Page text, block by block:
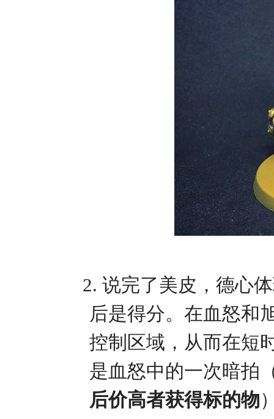
2. 说完了美皮，德心
后是得分。在血怒和
控制区域，从而在短
是血怒中的一次暗拍
后价高者获得标的物